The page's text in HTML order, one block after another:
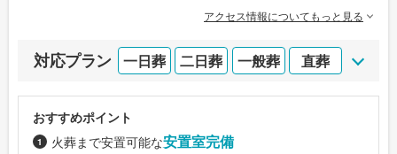
アクセス情報についてもっと見る
対応プラン 一日葬 二日葬 一般葬 直葬
おすすめポイント
火葬まで安置可能な安置室完備